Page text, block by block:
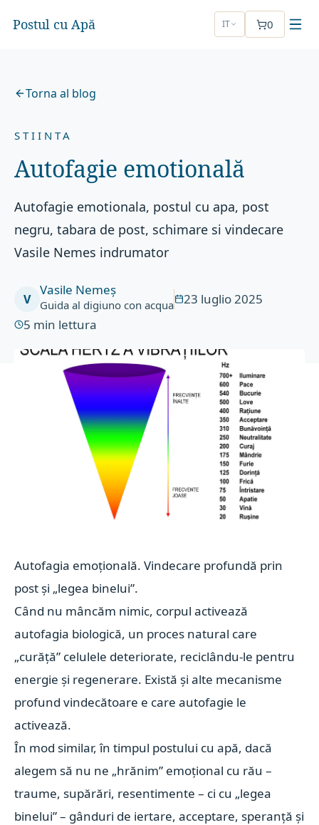
Postul cu Apă IT 0
Torna al blog
STIINTA
Autofagie emotională
Autofagie emotionala, postul cu apa, post
negru, tabara de post, schimare si vindecare
Vasile Nemes indrumator
V
Vasile Nemeș
Guida al digiuno con acqua
23 luglio 2025
5 min lettura
Autofagia emoțională. Vindecare profundă prin
post și „legea binelui”.
Când nu mâncăm nimic, corpul activează
autofagia biologică, un proces natural care
„curăță” celulele deteriorate, reciclându-le pentru
energie și regenerare. Există și alte mecanisme
profund vindecătoare e care autofagie le
activează.
În mod similar, în timpul postului cu apă, dacă
alegem să nu ne „hrănim” emoțional cu rău –
traume, supărări, resentimente – ci cu „legea
binelui” – gânduri de iertare, acceptare, speranță și